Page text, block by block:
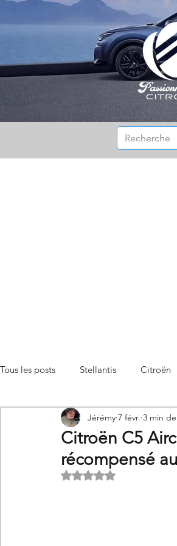
Tous les posts Stellantis Citroën
Citroën C3 Aircross Citroën C4
Citroën C5 X Citroën Berlingo
Citroën C5
récompensé
Jérémy 7 févr. 3 min
Noté NaN étoiles sur 5.